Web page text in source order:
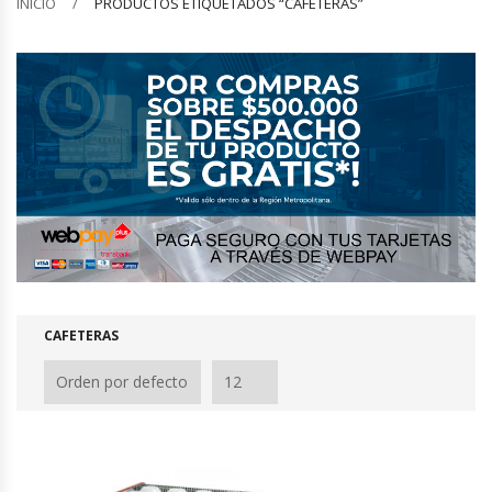
Batidoras
Bolsas De Sellado Al Vacío
Cafeteras
Calentadores De Platos
Campanas Industriales
Cocedoras De Pastas
CAFETERAS